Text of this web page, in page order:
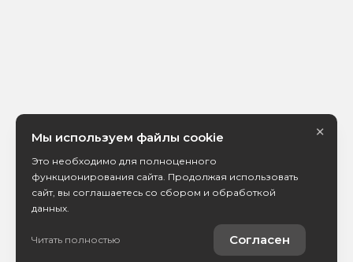
Мы используем файлы cookie
Это необходимо для полноценного
функционирования сайта. Продолжая использовать
сайт, вы соглашаетесь со сбором и обработкой
данных.
Читать полностью Согласен
×